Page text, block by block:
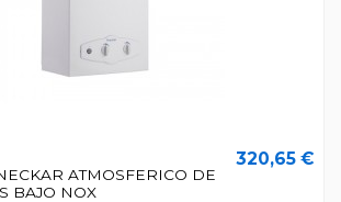
ATMOSFERICO DE
BAJO NOX
320,65 €